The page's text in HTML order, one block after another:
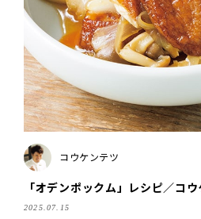
コウケンテツ
「オデンポックム」レシピ／コ
2025.07.15